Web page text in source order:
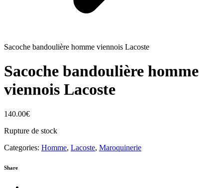
Sacoche bandoulière homme viennois Lacoste
Sacoche bandoulière homme
viennois Lacoste
140.00€
Rupture de stock
Categories: Homme, Lacoste, Maroquinerie
Share